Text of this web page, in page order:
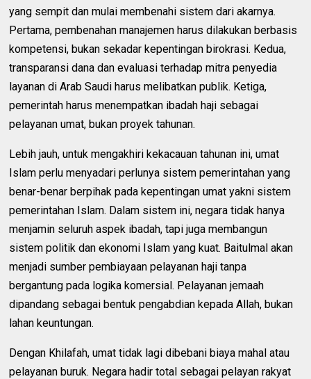
yang sempit dan mulai membenahi sistem dari akarnya.
Pertama, pembenahan manajemen harus dilakukan berbasis
kompetensi, bukan sekadar kepentingan birokrasi. Kedua,
transparansi dana dan evaluasi terhadap mitra penyedia
layanan di Arab Saudi harus melibatkan publik. Ketiga,
pemerintah harus menempatkan ibadah haji sebagai
pelayanan umat, bukan proyek tahunan.
Lebih jauh, untuk mengakhiri kekacauan tahunan ini, umat
Islam perlu menyadari perlunya sistem pemerintahan yang
benar-benar berpihak pada kepentingan umat yakni sistem
pemerintahan Islam. Dalam sistem ini, negara tidak hanya
menjamin seluruh aspek ibadah, tapi juga membangun
sistem politik dan ekonomi Islam yang kuat. Baitulmal akan
menjadi sumber pembiayaan pelayanan haji tanpa
bergantung pada logika komersial. Pelayanan jemaah
dipandang sebagai bentuk pengabdian kepada Allah, bukan
lahan keuntungan.
Dengan Khilafah, umat tidak lagi dibebani biaya mahal atau
pelayanan buruk. Negara hadir total sebagai pelayan rakyat